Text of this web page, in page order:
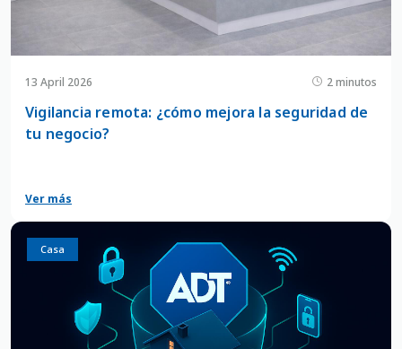
13 April 2026 2 minutos
Vigilancia remota: ¿cómo mejora la seguridad de
tu negocio?
Ver más
Casa